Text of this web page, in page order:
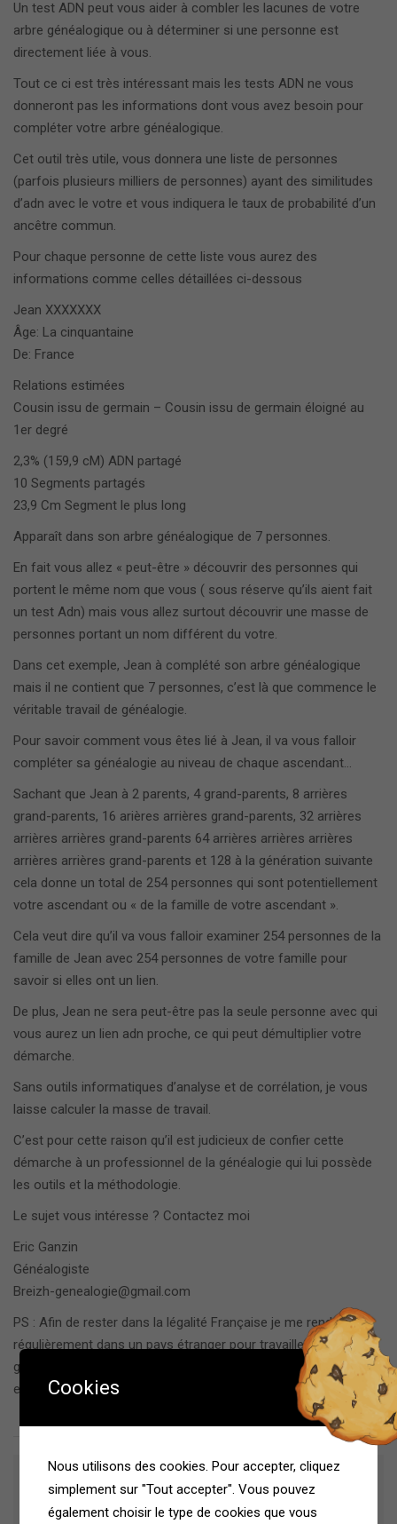
Un test ADN peut vous aider à combler les lacunes de votre
arbre généalogique ou à déterminer si une personne est
directement liée à vous.
Tout ce ci est très intéressant mais les tests ADN ne vous
donneront pas les informations dont vous avez besoin pour
compléter votre arbre généalogique.
Cet outil très utile, vous donnera une liste de personnes
(parfois plusieurs milliers de personnes) ayant des similitudes
d’adn avec le votre et vous indiquera le taux de probabilité d’un
ancêtre commun.
Pour chaque personne de cette liste vous aurez des
informations comme celles détaillées ci-dessous
Jean XXXXXXX
Âge: La cinquantaine
De: France
Relations estimées
Cousin issu de germain – Cousin issu de germain éloigné au
1er degré
2,3% (159,9‎ cM) ADN partagé
10 Segments partagés
23,9‎ Cm Segment le plus long
Apparaît dans son arbre généalogique de 7 personnes.
En fait vous allez « peut-être » découvrir des personnes qui
portent le même nom que vous ( sous réserve qu’ils aient fait
un test Adn) mais vous allez surtout découvrir une masse de
personnes portant un nom différent du votre.
Dans cet exemple, Jean à complété son arbre généalogique
mais il ne contient que 7 personnes, c’est là que commence le
véritable travail de généalogie.
Pour savoir comment vous êtes lié à Jean, il va vous falloir
compléter sa généalogie au niveau de chaque ascendant…
Sachant que Jean à 2 parents, 4 grand-parents, 8 arrières
grand-parents, 16 arières arrières grand-parents, 32 arrières
arrières arrières grand-parents 64 arrières arrières arrières
arrières arrières grand-parents et 128 à la génération suivante
cela donne un total de 254 personnes qui sont potentiellement
votre ascendant ou « de la famille de votre ascendant ».
Cela veut dire qu’il va vous falloir examiner 254 personnes de la
famille de Jean avec 254 personnes de votre famille pour
savoir si elles ont un lien.
De plus, Jean ne sera peut-être pas la seule personne avec qui
vous aurez un lien adn proche, ce qui peut démultiplier votre
démarche.
Sans outils informatiques d’analyse et de corrélation, je vous
laisse calculer la masse de travail.
C’est pour cette raison qu’il est judicieux de confier cette
démarche à un professionnel de la généalogie qui lui possède
les outils et la méthodologie.
Le sujet vous intéresse ? Contactez moi
Eric Ganzin
Généalogiste
Breizh-genealogie@gmail.com
PS : Afin de rester dans la légalité Française je me rends
régulièrement dans un pays étranger pour travailler sur les
généalogies Adn où, contrairement à la France, cette activité
est légale . (Article 113-6 du cp)
Cookies
Nous utilisons des cookies. Pour accepter, cliquez
simplement sur "Tout accepter". Vous pouvez
également choisir le type de cookies que vous